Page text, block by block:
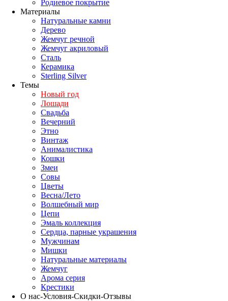
Родиевое покрытие
Материалы
Натуральные камни
Дерево
Жемчуг речной
Жемчуг акриловый
Сталь
Керамика
Sterling Silver
Темы
Новый год
Лошади
Свадьба
Вечерний
Этно
Винтаж
Анималистика
Кошки
Змеи
Совы
Цветы
Весна/Лето
Волшебный мир
Цепи
Эмаль коллекция
Сердца, парные украшения
Мужчинам
Мишки
Натуральные материалы
Жемчуг
Арома серия
Крестики
О нас-Условия-Скидки-Отзывы